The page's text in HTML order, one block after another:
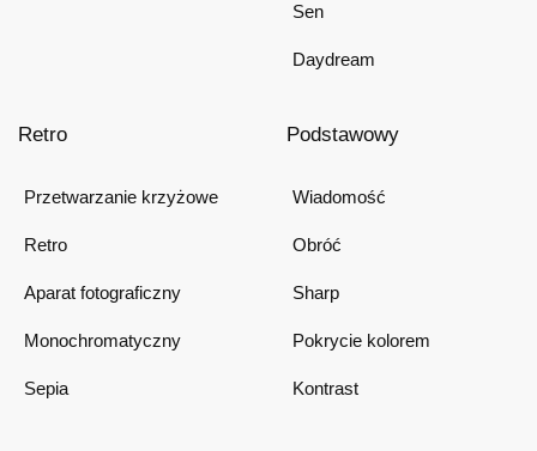
Sen
Daydream
Retro
Przetwarzanie krzyżowe
Retro
Aparat fotograficzny
Monochromatyczny
Sepia
Podstawowy
Wiadomość
Obróć
Sharp
Pokrycie kolorem
Kontrast